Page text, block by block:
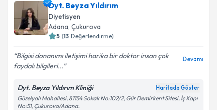
Dyt. Beyza Yıldırım
Diyetisyen
Adana, Çukurova
5 (13 Değerlendirme)
Bilgisi donanımı iletişimi harika bir doktor insan çok
faydalı bilgileri...
Devamı
Dyt. Beyza Yıldırım Kliniği Haritada Göster
Güzelyalı Mahallesi, 81154 Sokak No:102/2, Gür Demirkent Sitesi, İç Kapı
No:51, Çukurova/Adana.